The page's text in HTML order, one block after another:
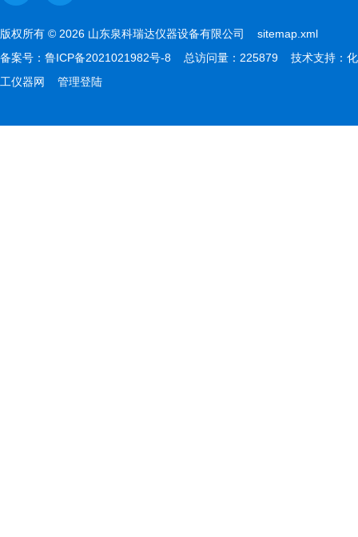
版权所有 © 2026 山东泉科瑞达仪器设备有限公司 sitemap.xml
备案号： 鲁ICP备2021021982号-8 总访问量：225879 技术支持： 化
工仪器网
管理登陆